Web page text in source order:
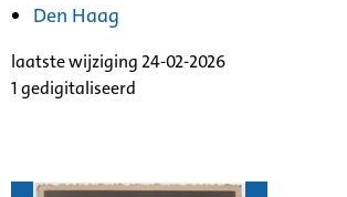
Den Haag
laatste wijziging 24-02-2026
1 gedigitaliseerd